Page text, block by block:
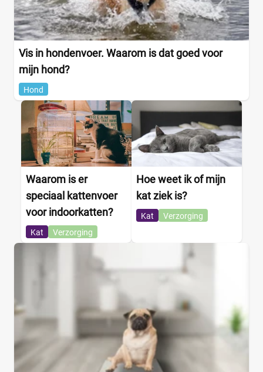
Vis in hondenvoer. Waarom is dat goed voor
mijn hond?
Hond
Waarom is er
speciaal kattenvoer
voor indoorkatten?
Kat Verzorging
Hoe weet ik of mijn
kat ziek is?
Kat Verzorging